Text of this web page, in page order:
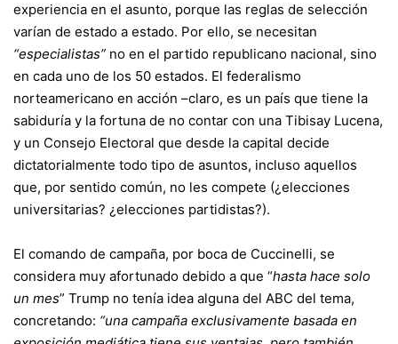
experiencia en el asunto, porque las reglas de selección
varían de estado a estado. Por ello, se necesitan
“especialistas” no en el partido republicano nacional, sino
en cada uno de los 50 estados. El federalismo
norteamericano en acción –claro, es un país que tiene la
sabiduría y la fortuna de no contar con una Tibisay Lucena,
y un Consejo Electoral que desde la capital decide
dictatorialmente todo tipo de asuntos, incluso aquellos
que, por sentido común, no les compete (¿elecciones
universitarias? ¿elecciones partidistas?).
El comando de campaña, por boca de Cuccinelli, se
considera muy afortunado debido a que “hasta hace solo
un mes” Trump no tenía idea alguna del ABC del tema,
concretando: “una campaña exclusivamente basada en